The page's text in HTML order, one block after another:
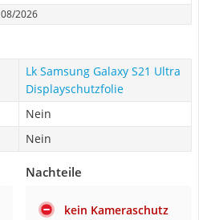
08/2026
Lk Samsung Galaxy S21 Ultra
Displayschutzfolie
Nein
Nein
Nachteile
kein Kameraschutz